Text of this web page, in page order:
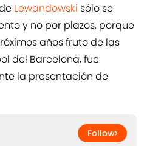
Lewandowski sólo se
y no por plazos, porque
años fruto de las
del Barcelona, fue
la presentación de
Follow